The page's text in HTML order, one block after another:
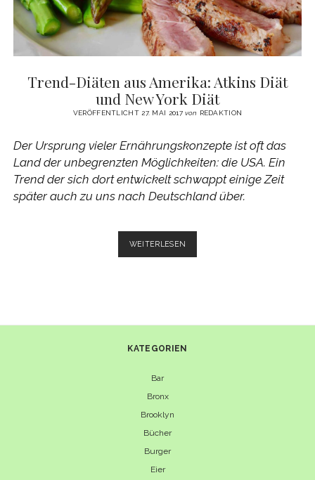
Trend-Diäten aus Amerika: Atkins Diät
und New York Diät
VERÖFFENTLICHT 27. MAI 2017von REDAKTION
Der Ursprung vieler Ernährungskonzepte ist oft das
Land der unbegrenzten Möglichkeiten: die USA. Ein
Trend der sich dort entwickelt schwappt einige Zeit
später auch zu uns nach Deutschland über.
WEITERLESEN
DIÄTEN
YORK
KATEGORIEN
Bar
Bronx
Brooklyn
Bücher
Burger
Eier